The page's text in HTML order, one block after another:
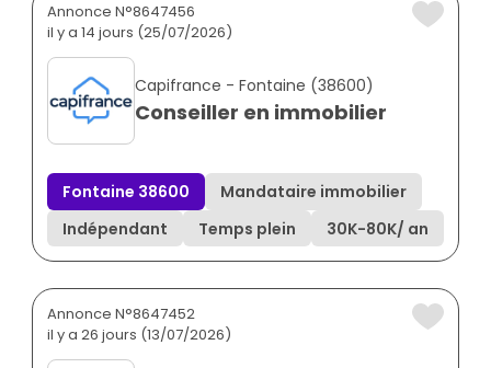
Annonce N°8647456
il y a 14 jours (25/07/2026)
Capifrance - Fontaine (38600)
Conseiller en immobilier
Fontaine 38600
Mandataire immobilier
Indépendant
Temps plein 30K-80K/ an
Annonce N°8647452
il y a 26 jours (13/07/2026)